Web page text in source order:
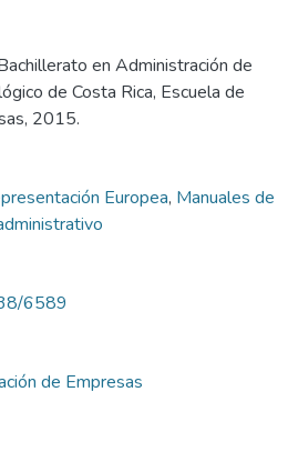
en Administración de
de Costa Rica, Escuela de
2015.
Europea, Manuales de
6589
de Empresas